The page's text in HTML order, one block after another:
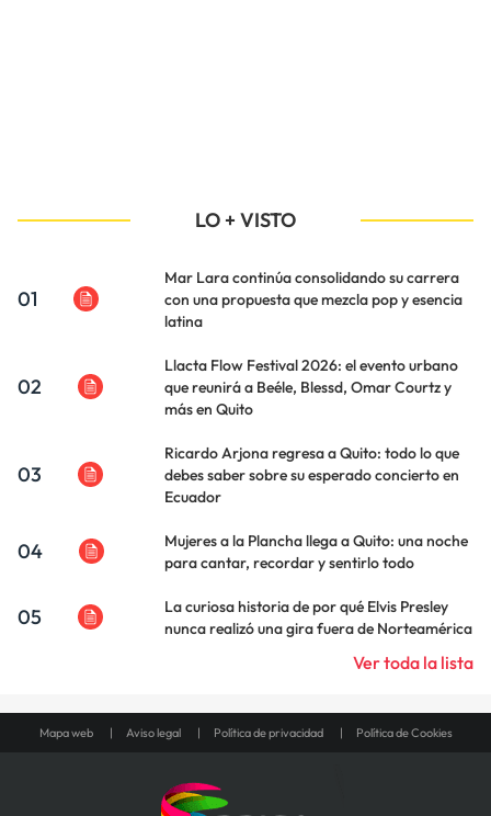
LO + VISTO
01
Mar Lara continúa consolidando su carrera
con una propuesta que mezcla pop y esencia
latina
02
Llacta Flow Festival 2026: el evento urbano
que reunirá a Beéle, Blessd, Omar Courtz y
más en Quito
03
Ricardo Arjona regresa a Quito: todo lo que
debes saber sobre su esperado concierto en
Ecuador
04
Mujeres a la Plancha llega a Quito: una noche
para cantar, recordar y sentirlo todo
05
La curiosa historia de por qué Elvis Presley
nunca realizó una gira fuera de Norteamérica
Ver toda la lista
Mapa web Aviso legal Política de privacidad Política de Cookies